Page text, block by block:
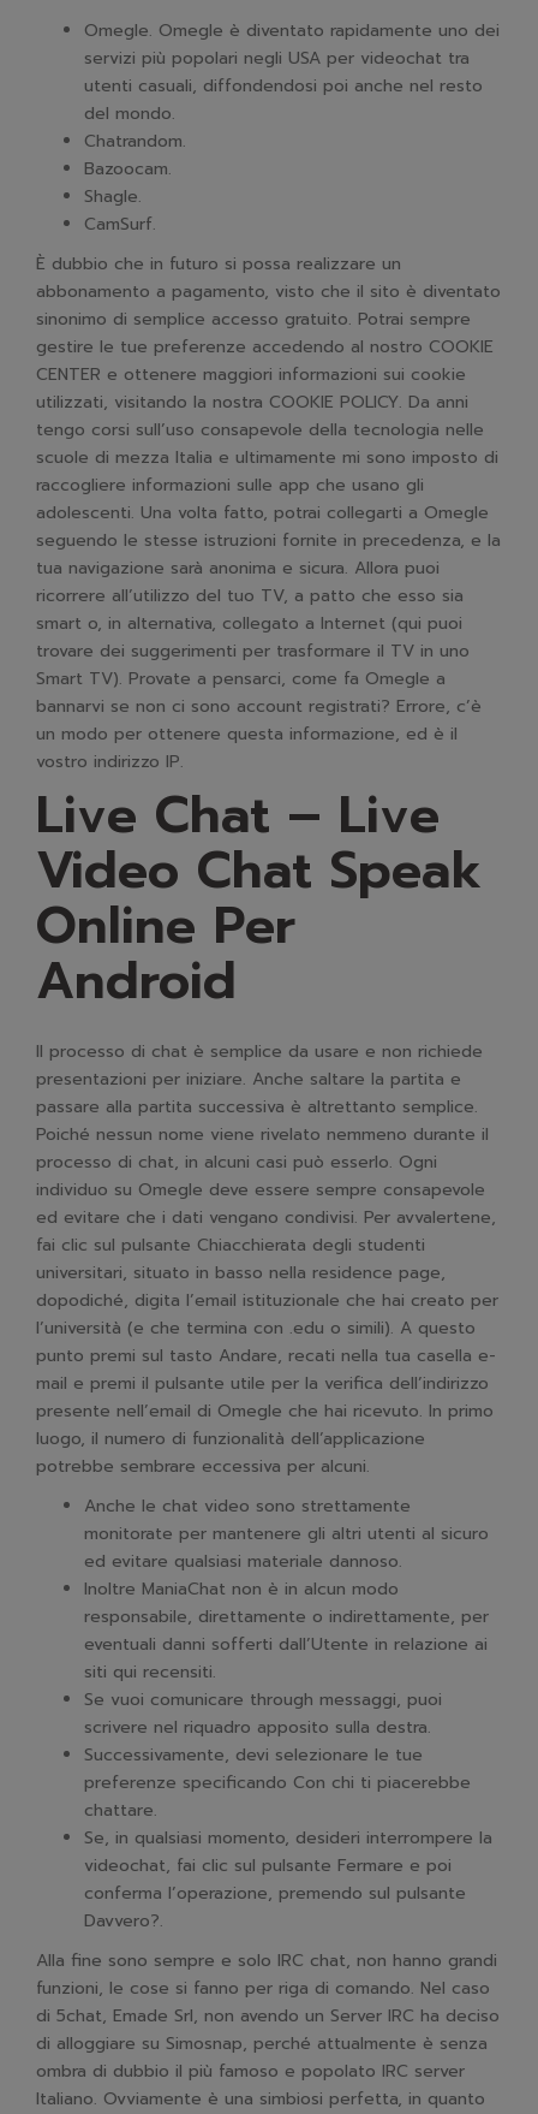
Omegle. Omegle è diventato rapidamente uno dei
servizi più popolari negli USA per videochat tra
utenti casuali, diffondendosi poi anche nel resto
del mondo.
Chatrandom.
Bazoocam.
Shagle.
CamSurf.
È dubbio che in futuro si possa realizzare un
abbonamento a pagamento, visto che il sito è diventato
sinonimo di semplice accesso gratuito. Potrai sempre
gestire le tue preferenze accedendo al nostro COOKIE
CENTER e ottenere maggiori informazioni sui cookie
utilizzati, visitando la nostra COOKIE POLICY. Da anni
tengo corsi sull’uso consapevole della tecnologia nelle
scuole di mezza Italia e ultimamente mi sono imposto di
raccogliere informazioni sulle app che usano gli
adolescenti. Una volta fatto, potrai collegarti a Omegle
seguendo le stesse istruzioni fornite in precedenza, e la
tua navigazione sarà anonima e sicura. Allora puoi
ricorrere all’utilizzo del tuo TV, a patto che esso sia
smart o, in alternativa, collegato a Internet (qui puoi
trovare dei suggerimenti per trasformare il TV in uno
Smart TV). Provate a pensarci, come fa Omegle a
bannarvi se non ci sono account registrati? Errore, c’è
un modo per ottenere questa informazione, ed è il
vostro indirizzo IP.
Live Chat – Live
Video Chat Speak
Online Per
Android
Il processo di chat è semplice da usare e non richiede
presentazioni per iniziare. Anche saltare la partita e
passare alla partita successiva è altrettanto semplice.
Poiché nessun nome viene rivelato nemmeno durante il
processo di chat, in alcuni casi può esserlo. Ogni
individuo su Omegle deve essere sempre consapevole
ed evitare che i dati vengano condivisi. Per avvalertene,
fai clic sul pulsante Chiacchierata degli studenti
universitari, situato in basso nella residence page,
dopodiché, digita l’email istituzionale che hai creato per
l’università (e che termina con .edu o simili). A questo
punto premi sul tasto Andare, recati nella tua casella e-
mail e premi il pulsante utile per la verifica dell’indirizzo
presente nell’email di Omegle che hai ricevuto. In primo
luogo, il numero di funzionalità dell’applicazione
potrebbe sembrare eccessiva per alcuni.
Anche le chat video sono strettamente
monitorate per mantenere gli altri utenti al sicuro
ed evitare qualsiasi materiale dannoso.
Inoltre ManiaChat non è in alcun modo
responsabile, direttamente o indirettamente, per
eventuali danni sofferti dall’Utente in relazione ai
siti qui recensiti.
Se vuoi comunicare through messaggi, puoi
scrivere nel riquadro apposito sulla destra.
Successivamente, devi selezionare le tue
preferenze specificando Con chi ti piacerebbe
chattare.
Se, in qualsiasi momento, desideri interrompere la
videochat, fai clic sul pulsante Fermare e poi
conferma l’operazione, premendo sul pulsante
Davvero?.
Alla fine sono sempre e solo IRC chat, non hanno grandi
funzioni, le cose si fanno per riga di comando. Nel caso
di 5chat, Emade Srl, non avendo un Server IRC ha deciso
di alloggiare su Simosnap, perché attualmente è senza
ombra di dubbio il più famoso e popolato IRC server
Italiano. Ovviamente è una simbiosi perfetta, in quanto